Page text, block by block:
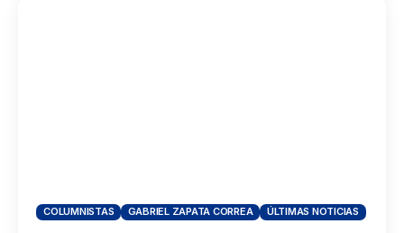
COLUMNISTAS GABRIEL ZAPATA CORREA ÚLTIMAS NOTICIAS